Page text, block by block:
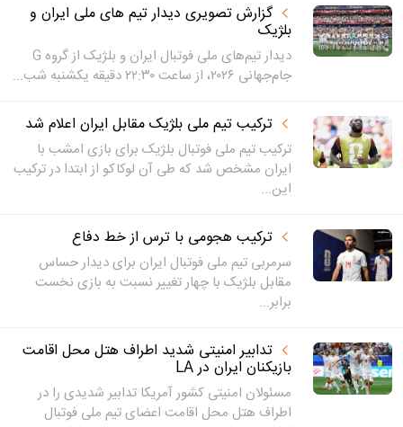
گزارش تصویری دیدار تیم های ملی ایران و
بلژیک
دیدار تیم‌های ملی فوتبال ایران و بلژیک از گروه G
جام‌جهانی ۲۰۲۶، از ساعت ۲۲:۳۰ دقیقه یکشنبه شب...
ترکیب تیم ملی بلژیک مقابل ایران اعلام شد
ترکیب تیم ملی فوتبال بلژیک برای بازی امشب با
ایران مشخص شد که طی آن لوکاکو از ابتدا در ترکیب
این...
ترکیب هجومی با ترس از خط دفاع
سرمربی تیم ملی فوتبال ایران برای دیدار حساس
مقابل بلژیک با چهار تغییر نسبت به بازی نخست
برابر...
تدابیر امنیتی شدید اطراف هتل محل اقامت
بازیکنان ایران در LA
مسئولان امنیتی کشور آمریکا تدابیر شدیدی را در
اطراف هتل محل اقامت اعضای تیم ملی فوتبال